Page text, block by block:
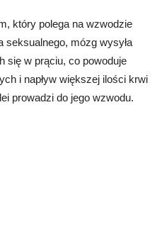
który polega na wzwodzie
seksualnego, mózg wysyła
się w prąciu, co powoduje
i napływ większej ilości krwi
prowadzi do jego wzwodu.